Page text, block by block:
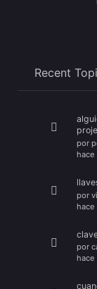
Recent
por
hace
por
hace
por
hace